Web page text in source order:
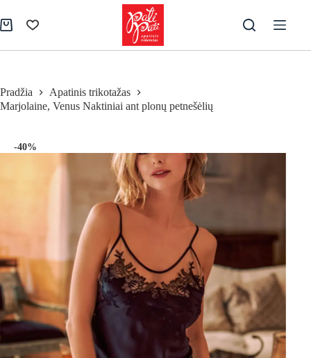
to
content
Pirkinių
Pradžia
Apatinis trikotažas
Marjolaine, Venus Naktiniai ant plonų petnešėlių
-40%